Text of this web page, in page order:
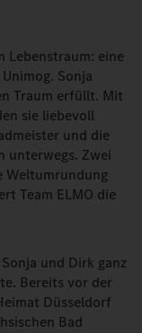
Lebenstraum: eine
Sonja
Traum erfüllt. Mit
sie liebevoll
und die
unterwegs. Zwei
Weltumrundung
Team ELMO die
und Dirk ganz
Bereits vor der
Düsseldorf
Bad